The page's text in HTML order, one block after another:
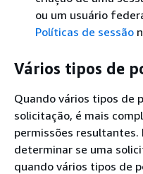
ou um usuário
Políticas de sessão
Vários tipos de
Quando vários tipos de
solicitação, é mais
permissões resultantes.
determinar se uma
quando vários tipos de